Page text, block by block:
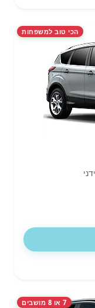
הכי טוב למשפחות
7 או 8 מושבים